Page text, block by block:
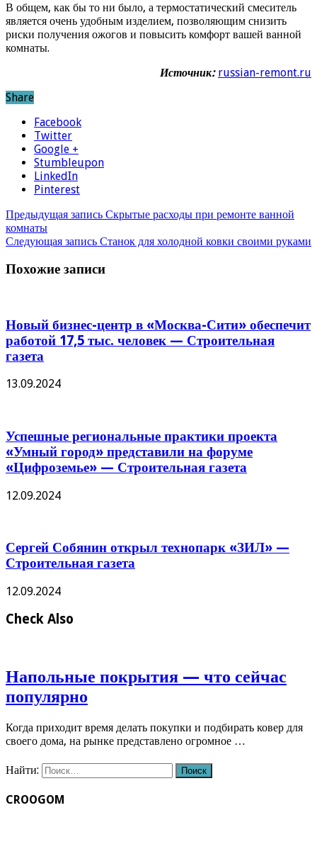
В общем, как бы то ни было, а термостатический смеситель
является очень удобным изделием, позволяющим снизить
риски получения ожогов и повысить комфорт вашей ванной
комнаты.
Источник: russian-remont.ru
Share
Facebook
Twitter
Google +
Stumbleupon
LinkedIn
Pinterest
Предыдущая запись Скрытые расходы при ремонте ванной
комнаты
Следующая запись Станок для холодной ковки своими руками
Похожие записи
Новый бизнес-центр в «Москва-Сити» обеспечит
работой 17,5 тыс. человек — Строительная
газета
13.09.2024
Успешные региональные практики проекта
«Умный город» представили на форуме
«Цифроземье» — Строительная газета
12.09.2024
Сергей Собянин открыл технопарк «ЗИЛ» —
Строительная газета
12.09.2024
Check Also
Напольные покрытия — что сейчас
популярно
Когда приходит время делать покупки и подбирать ковер для
своего дома, на рынке представлено огромное …
Найти:
CROOGOM